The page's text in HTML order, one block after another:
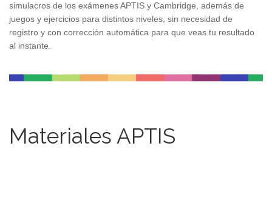
simulacros de los exámenes APTIS y Cambridge, además de
juegos y ejercicios para distintos niveles, sin necesidad de
registro y con corrección automática para que veas tu resultado
al instante.
Materiales APTIS